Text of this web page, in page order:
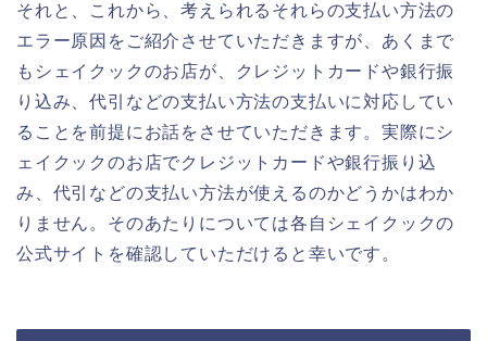
それと、これから、考えられるそれらの支払い方法の
エラー原因をご紹介させていただきますが、あくまで
もシェイクックのお店が、クレジットカードや銀行振
り込み、代引などの支払い方法の支払いに対応してい
ることを前提にお話をさせていただきます。実際にシ
ェイクックのお店でクレジットカードや銀行振り込
み、代引などの支払い方法が使えるのかどうかはわか
りません。そのあたりについては各自シェイクックの
公式サイトを確認していただけると幸いです。